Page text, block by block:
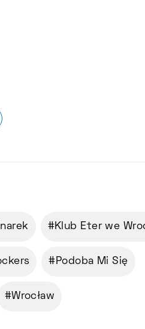
Klub Eter we
Podoba Mi Się
Wrocław